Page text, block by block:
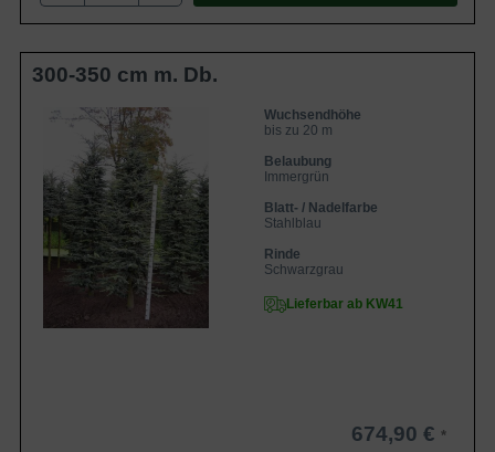
300-350 cm m. Db.
Wuchsendhöhe
bis zu 20 m
Belaubung
Immergrün
Blatt- / Nadelfarbe
Stahlblau
Rinde
Schwarzgrau
Lieferbar ab KW41
674,90 €